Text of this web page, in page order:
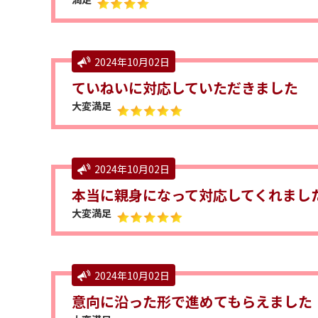
2024年10月02日
ていねいに対応していただきました
大変満足
2024年10月02日
本当に親身になって対応してくれまし
大変満足
2024年10月02日
意向に沿った形で進めてもらえました